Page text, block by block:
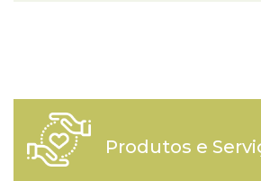
Produtos e